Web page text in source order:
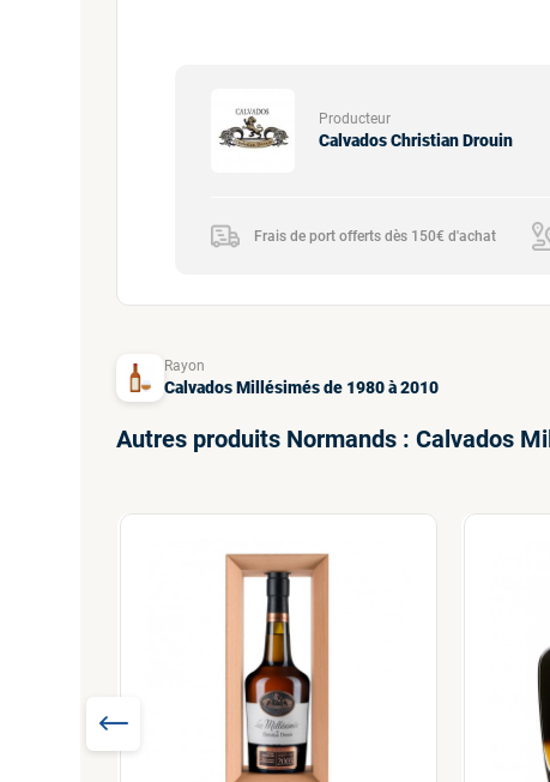
Producteur
Calvados Christian Drouin
Frais de port offerts dès 150€ d'achat
Rayon
Calvados Millésimés de 1980 à 2010
Autres produits Normands : Calvados